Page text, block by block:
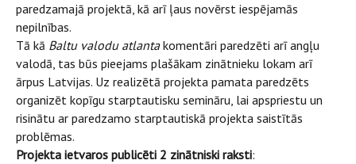
paredzamajā projektā, kā arī ļaus novērst iespējamās
nepilnības.
Tā kā Baltu valodu atlantakomentāri paredzēti arī angļu
valodā, tas būs pieejams plašākam zinātnieku lokam arī
ārpus Latvijas. Uz realizētā projekta pamata paredzēts
organizēt kopīgu starptautisku semināru, lai apspriestu un
risinātu ar paredzamo starptautiskā projekta saistītās
problēmas.
Projekta ietvaros publicēti 2 zinātniski raksti: